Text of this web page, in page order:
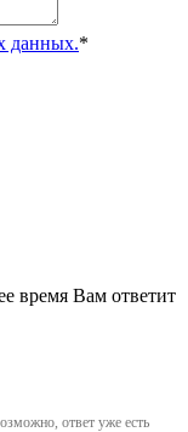
данных.*
время Вам ответит
ответ уже есть